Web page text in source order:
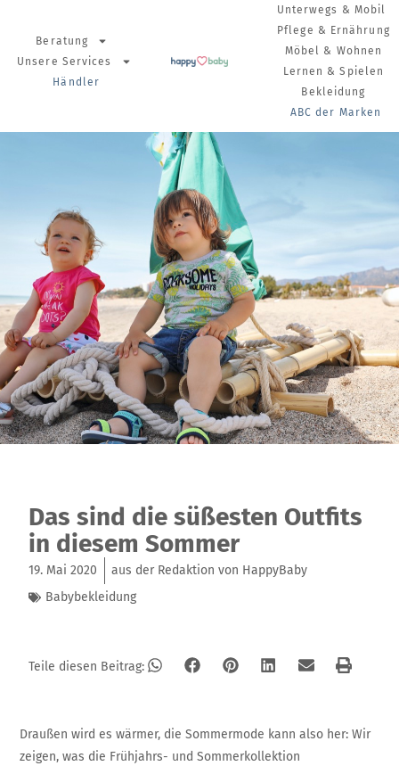
Beratung
Unsere Services
Händler
Unterwegs & Mobil
Pflege & Ernährung
Möbel & Wohnen
Lernen & Spielen
Bekleidung
ABC der Marken
Das sind die süßesten Outfits
in diesem Sommer
19. Mai 2020
aus der Redaktion von HappyBaby
Babybekleidung
Teile diesen Beitrag:
Draußen wird es wärmer, die Sommermode kann also her: Wir
zeigen, was die Frühjahrs- und Sommerkollektion